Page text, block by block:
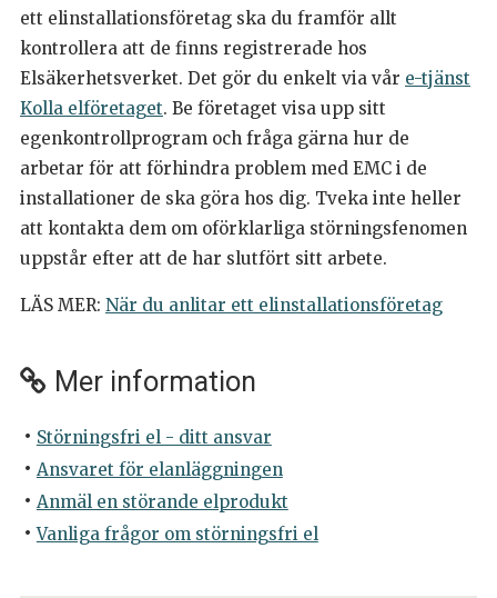
ett elinstallationsföretag ska du framför allt
kontrollera att de finns registrerade hos
Elsäkerhetsverket. Det gör du enkelt via vår e-tjänst
Kolla elföretaget. Be företaget visa upp sitt
egenkontrollprogram och fråga gärna hur de
arbetar för att förhindra problem med EMC i de
installationer de ska göra hos dig. Tveka inte heller
att kontakta dem om oförklarliga störningsfenomen
uppstår efter att de har slutfört sitt arbete.
LÄS MER: När du anlitar ett elinstallationsföretag
Mer information
Störningsfri el - ditt ansvar
Ansvaret för elanläggningen
Anmäl en störande elprodukt
Vanliga frågor om störningsfri el